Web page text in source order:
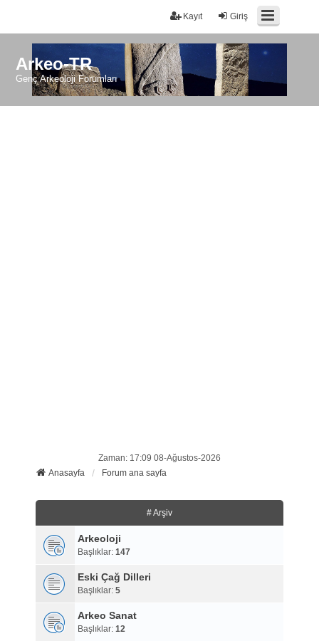
Giriş
Kayıt
Arkeo-TR
Genç Arkeoloji Forumları
Zaman: 17:09 08-Ağustos-2026
Anasayfa
Forum ana sayfa
# Arşiv
Arkeoloji
Başlıklar: 147
Eski Çağ Dilleri
Başlıklar: 5
Arkeo Sanat
Başlıklar: 12